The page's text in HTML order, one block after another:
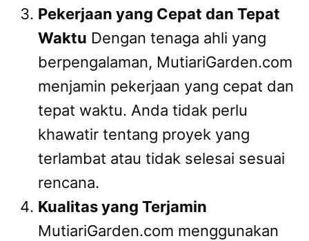
Pekerjaan yang Cepat dan Tepat
Waktu Dengan tenaga ahli yang
berpengalaman, MutiariGarden.com
menjamin pekerjaan yang cepat dan
tepat waktu. Anda tidak perlu
khawatir tentang proyek yang
terlambat atau tidak selesai sesuai
rencana.
Kualitas yang Terjamin
MutiariGarden.com menggunakan